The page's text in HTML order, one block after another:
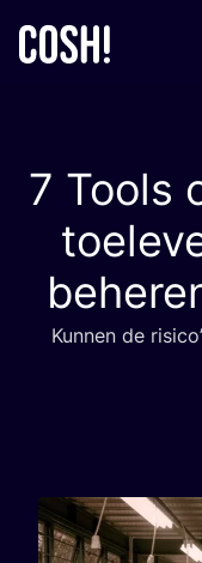
7 Tools
Kun­nen de